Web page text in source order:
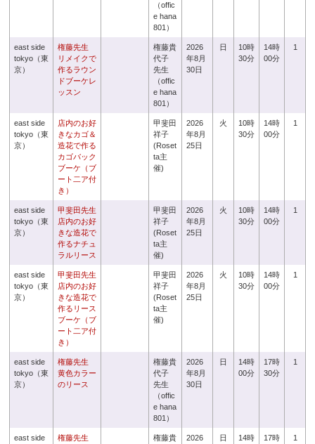
（offic
e hana
801）
east side
tokyo（東
京）
権藤先生
リメイクで
作るラウン
ドブーケレ
ッスン
権藤貴
代子
先生
（offic
e hana
801）
2026
年8月
30日
日
10時
30分
14時
00分
1
east side
tokyo（東
京）
店内のお好
きなカゴ＆
造花で作る
カゴバック
ブーケ（ブ
ート二ア付
き）
甲斐田
祥子
(Roset
ta主
催)
2026
年8月
25日
火
10時
30分
14時
00分
1
east side
tokyo（東
京）
甲斐田先生
店内のお好
きな造花で
作るナチュ
ラルリース
甲斐田
祥子
(Roset
ta主
催)
2026
年8月
25日
火
10時
30分
14時
00分
1
east side
tokyo（東
京）
甲斐田先生
店内のお好
きな造花で
作るリース
ブーケ（ブ
ート二ア付
き）
甲斐田
祥子
(Roset
ta主
催)
2026
年8月
25日
火
10時
30分
14時
00分
1
east side
tokyo（東
京）
権藤先生
黄色カラー
のリース
権藤貴
代子
先生
（offic
e hana
801）
2026
年8月
30日
日
14時
00分
17時
30分
1
east side
権藤先生
権藤貴
2026
日
14時
17時
1